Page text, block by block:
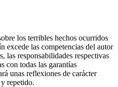
los terribles hechos ocurridos
excede las competencias del autor
las responsabilidades respectivas
con todas las garantías
unas reflexiones de carácter
repetido.